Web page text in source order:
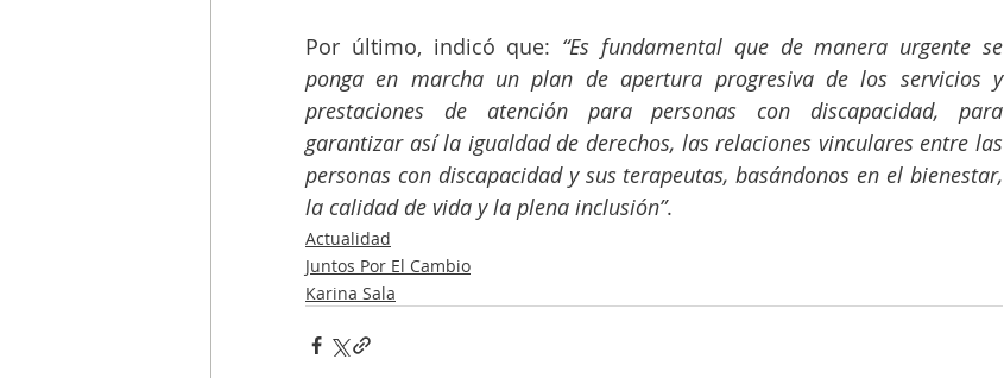
Por último, indicó que: “Es fundamental que de manera urgente se
ponga en marcha un plan de apertura progresiva de los servicios y
prestaciones de atención para personas con discapacidad, para
garantizar así la igualdad de derechos, las relaciones vinculares entre las
personas con discapacidad y sus terapeutas, basándonos en el bienestar,
la calidad de vida y la plena inclusión”.
Actualidad
Juntos Por El Cambio
Karina Sala